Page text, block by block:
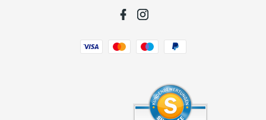
Facebook
Zahlungsarten